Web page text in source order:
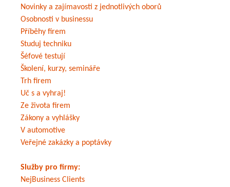
Novinky a zajímavosti z jednotlivých oborů
Osobnosti v businessu
Příběhy firem
Studuj techniku
Šéfové testují
Školení, kurzy, semináře
Trh firem
Uč s a vyhraj!
Ze života firem
Zákony a vyhlášky
V automotive
Veřejné zakázky a poptávky
Služby pro firmy:
NejBusiness Clients